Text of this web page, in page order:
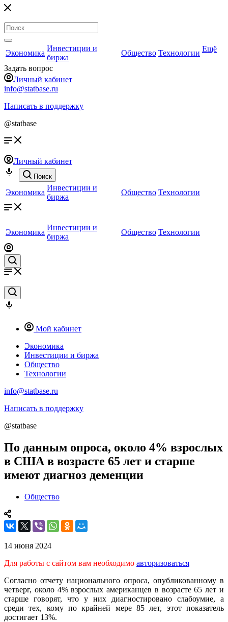
Экономика
Инвестиции и
биржа
Общество Технологии Ещё
Задать вопрос
Личный кабинет
info@statbase.ru
Написать в поддержку
@statbase
Личный кабинет
Поиск
Экономика
Инвестиции и
биржа
Общество Технологии
Экономика
Инвестиции и
биржа
Общество Технологии
Мой кабинет
Экономика
Инвестиции и биржа
Общество
Технологии
info@statbase.ru
Написать в поддержку
@statbase
По данным опроса, около 4% взрослых
в США в возрасте 65 лет и старше
имеют диагноз деменции
Общество
14 июня 2024
Для работы с сайтом вам необходимо авторизоваться
Согласно отчету национального опроса, опубликованному в
четверг, около 4% взрослых американцев в возрасте 65 лет и
старше говорят, что у них диагностировано слабоумие, а
среди тех, кому по крайней мере 85 лет, этот показатель
достигает 13%.